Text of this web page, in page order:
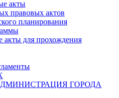
акты
правовых актов
планирования
для прохождения
ГОРОДА